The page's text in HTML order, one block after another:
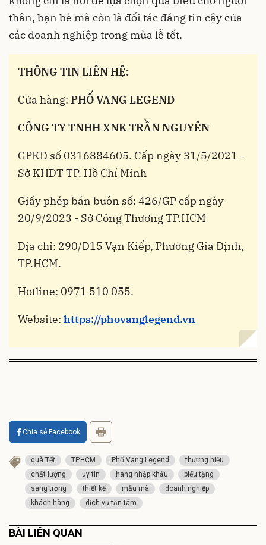
thân, bạn bè mà còn là đối tác đáng tin cậy của
các doanh nghiệp trong mùa lễ tết.
THÔNG TIN LIÊN HỆ:
Cửa hàng: PHỐ VANG LEGEND
CÔNG TY TNHH XNK TRẦN NGUYÊN
GPKD số 0316884605. Cấp ngày 31/5/2021 -
Sở KHĐT TP. Hồ Chí Minh
Giấy phép bán buôn số: 426/GP cấp ngày
20/9/2023 - Sở Công Thương TP.HCM
Địa chỉ: 290/D15 Vạn Kiếp, Phường Gia Định,
TP.HCM.
Hotline: 0971 510 055.
Website: https://phovanglegend.vn
Chia sẻ Facebook
quà Tết TP.HCM Phố Vang Legend
thương hiệu
chất lượng
uy tín hàng nhập khẩu
biếu tặng
sang trọng
thiết kế mẫu mã
doanh nghiệp
khách hàng
dịch vụ tận tâm
BÀI LIÊN QUAN